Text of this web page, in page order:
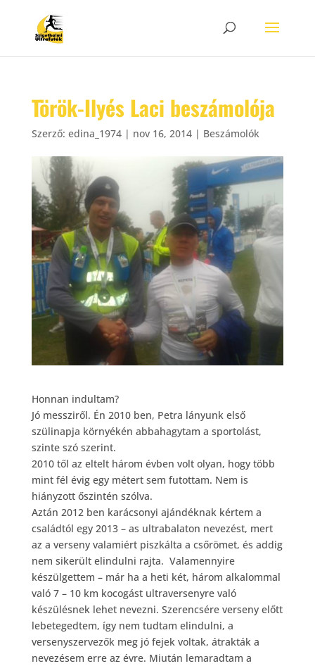
Török-Ilyés Laci beszámolója
Szerző: edina_1974| nov 16, 2014| Beszámolók
Honnan indultam?
Jó messziről. Én 2010 ben, Petra lányunk első
szülinapja környékén abbahagytam a sportolást,
szinte szó szerint.
2010 től az eltelt három évben volt olyan, hogy több
mint fél évig egy métert sem futottam. Nem is
hiányzott őszintén szólva.
Aztán 2012 ben karácsonyi ajándéknak kértem a
családtól egy 2013 – as ultrabalaton nevezést, mert
az a verseny valamiért piszkálta a csőrömet, és addig
nem sikerült elindulni rajta. Valamennyire
készülgettem – már ha a heti két, három alkalommal
való 7 – 10 km kocogást ultraversenyre való
készülésnek lehet nevezni. Szerencsére verseny előtt
lebetegedtem, így nem tudtam elindulni, a
versenyszervezők meg jó fejek voltak, átrakták a
nevezésem erre az évre. Miután lemaradtam a